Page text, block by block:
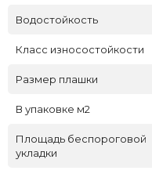
Водостойкость
Класс износостойкости
Размер плашки
В упаковке м2
Площадь беспороговой
укладки